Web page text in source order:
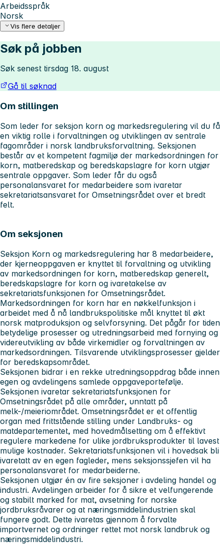
Arbeidsspråk
Norsk
Vis flere detaljer
Søk på jobben
Søk senest tirsdag 18. august
Gå til søknad
Om stillingen
Som leder for seksjon korn og markedsregulering vil du få
en viktig rolle i forvaltningen og utviklingen av sentrale
fagområder i norsk landbruksforvaltning. Seksjonen
består av et kompetent fagmiljø der markedsordningen for
korn, matberedskap og beredskapslagre for korn utgjør
sentrale oppgaver. Som leder får du også
personalansvaret for medarbeidere som ivaretar
sekretariatsansvaret for Omsetningsrådet over et bredt
felt.
Om seksjonen
Seksjon Korn og markedsregulering har 8 medarbeidere,
der kjerneoppgaven er knyttet til forvaltning og utvikling
av markedsordningen for korn, matberedskap generelt,
beredskapslagre for korn og ivaretakelse av
sekretariatsfunksjonen for Omsetningsrådet.
Markedsordningen for korn har en nøkkelfunksjon i
arbeidet med å nå landbrukspolitiske mål knyttet til økt
norsk matproduksjon og selvforsyning. Det pågår for tiden
betydelige prosesser og utredningsarbeid med fornying og
videreutvikling av både virkemidler og forvaltningen av
markedsordningen. Tilsvarende utviklingsprosesser gjelder
for beredskapsområdet.
Seksjonen bidrar i en rekke utredningsoppdrag både innen
egen og avdelingens samlede oppgaveportefølje.
Seksjonen ivaretar sekretariatsfunksjonen for
Omsetningsrådet på alle områder, unntatt på
melk-/meieriområdet. Omsetningsrådet er et offentlig
organ med frittstående stilling under Landbruks- og
matdepartementet, med hovedmålsetting om å effektivt
regulere markedene for ulike jordbruksprodukter til lavest
mulige kostnader. Sekretariatsfunksjonen vil i hovedsak bli
ivaretatt av en egen fagleder, mens seksjonssjefen vil ha
personalansvaret for medarbeiderne.
Seksjonen utgjør én av fire seksjoner i avdeling handel og
industri. Avdelingen arbeider for å sikre et velfungerende
og stabilt marked for mat, avsetning for norske
jordbruksråvarer og at næringsmiddelindustrien skal
fungere godt. Dette ivaretas gjennom å forvalte
importvernet og ordninger rettet mot norsk landbruk og
næringsmiddelindustri.